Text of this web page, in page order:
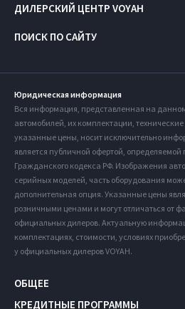
ПОИСК ПО САЙТУ
ДИЛЕРСКИЙ ЦЕНТР VOYAH
Юридическая информация
Вся информация, представленная на
автомобилей, их комплектации,
указанные цены, носит исключительно
является публичной офертой,
Гражданского кодекса РФ. Изображения
серийных моделей, часть оборудования
дополнительная опция. Указанные цены
розничными ценами и могут отличаться от
официальных дилеров. Актуальную
комплектациях, стоимости, условиях
у официальных дилеров VOYAH.
ОБЩЕЕ
КРЕДИТНЫЕ ПРОГРАММЫ